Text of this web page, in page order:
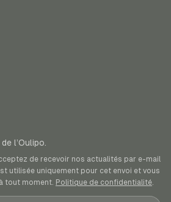
l’Oulipo.
de recevoir nos actualités par e-mail
utilisée uniquement pour cet envoi et vous
tout moment. Politique de confidentialité.